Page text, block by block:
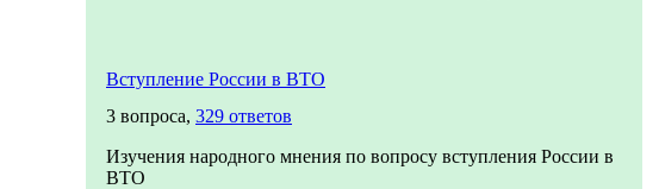
Вступление России в ВТО
3 вопроса, 329 ответов
Изучения народного мнения по вопросу вступления России в
ВТО